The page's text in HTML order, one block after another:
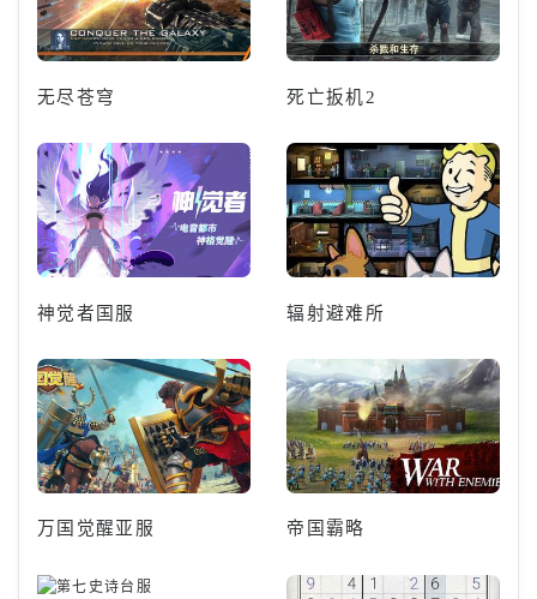
无尽苍穹 死亡扳机2
神觉者国服 辐射避难所
万国觉醒亚服 帝国霸略